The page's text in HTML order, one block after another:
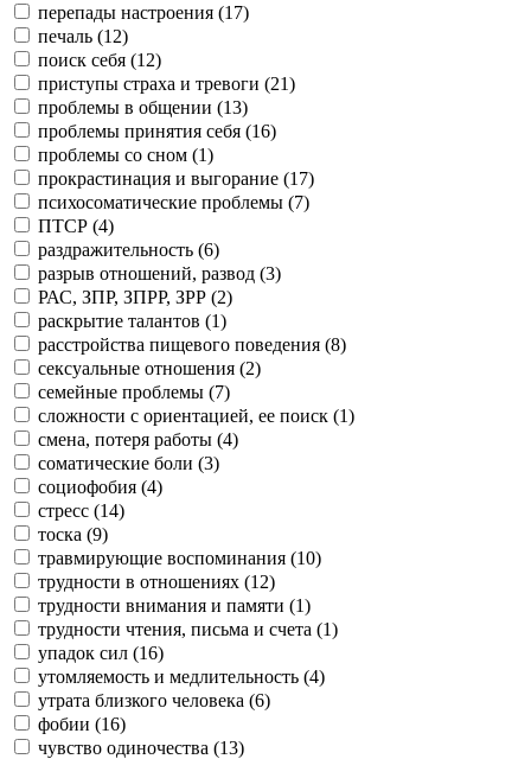
перепады настроения (17)
печаль (12)
поиск себя (12)
приступы страха и тревоги (21)
проблемы в общении (13)
проблемы принятия себя (16)
проблемы со сном (1)
прокрастинация и выгорание (17)
психосоматические проблемы (7)
ПТСР (4)
раздражительность (6)
разрыв отношений, развод (3)
РАС, ЗПР, ЗПРР, ЗРР (2)
раскрытие талантов (1)
расстройства пищевого поведения (8)
сексуальные отношения (2)
семейные проблемы (7)
сложности с ориентацией, ее поиск (1)
смена, потеря работы (4)
соматические боли (3)
социофобия (4)
стресс (14)
тоска (9)
травмирующие воспоминания (10)
трудности в отношениях (12)
трудности внимания и памяти (1)
трудности чтения, письма и счета (1)
упадок сил (16)
утомляемость и медлительность (4)
утрата близкого человека (6)
фобии (16)
чувство одиночества (13)